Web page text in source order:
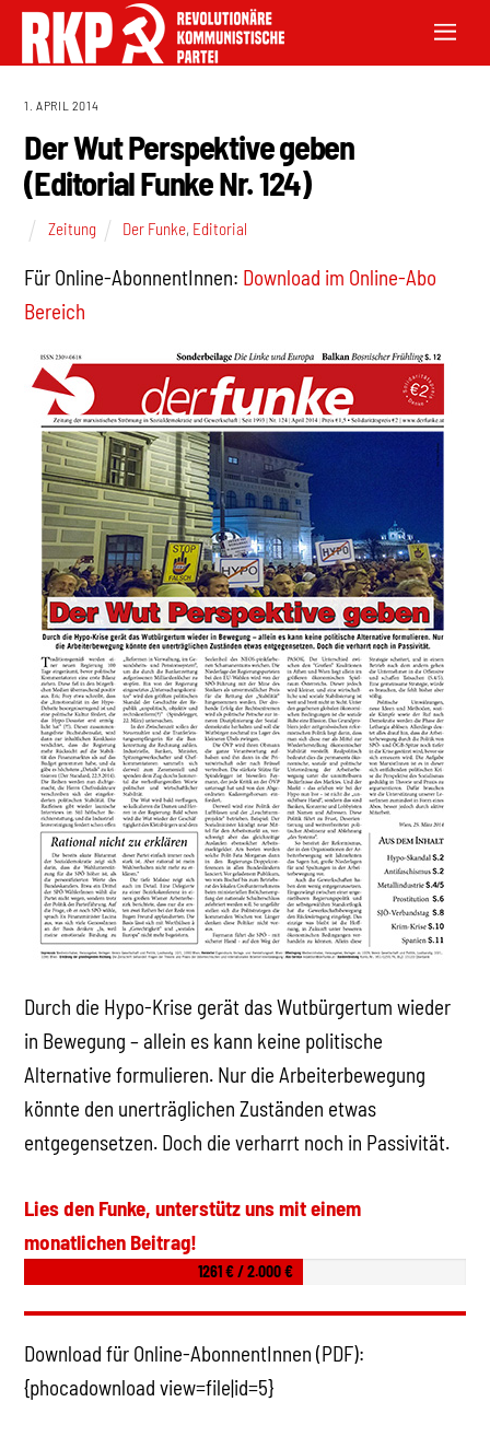
1. APRIL 2014
Der Wut Perspektive geben
(Editorial Funke Nr. 124)
Zeitung Der Funke, Editorial
Für Online-AbonnentInnen: Download im Online-Abo
Bereich
Durch die Hypo-Krise gerät das Wutbürgertum wieder
in Bewegung – allein es kann keine politische
Alternative formulieren. Nur die Arbeiterbewegung
könnte den unerträglichen Zuständen etwas
entgegensetzen. Doch die verharrt noch in Passivität.
Lies den Funke, unterstütz uns mit einem
monatlichen Beitrag!
1261 € / 2.000 €
Download für Online-AbonnentInnen (PDF):
{phocadownload view=file|id=5}